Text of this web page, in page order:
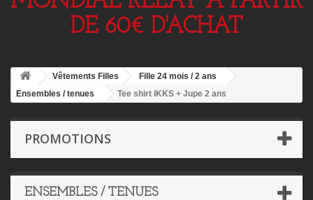
DE 60€ D'ACHAT
Vêtements Filles
Fille 24 mois / 2 ans
Ensembles / tenues
Tee shirt IKKS + Jupe 2 ans
PROMOTIONS
ENSEMBLES / TENUES